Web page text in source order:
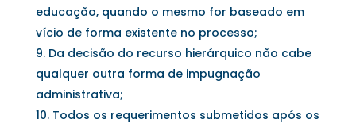
educação, quando o mesmo for baseado em
vício de forma existente no processo;
Da decisão do recurso hierárquico não cabe
qualquer outra forma de impugnação
administrativa;
Todos os requerimentos submetidos após os